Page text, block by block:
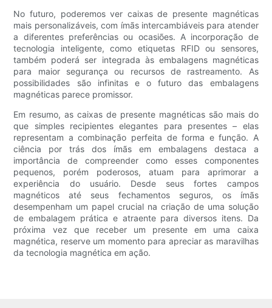
No futuro, poderemos ver caixas de presente magnéticas
mais personalizáveis, com ímãs intercambiáveis ​​para atender
a diferentes preferências ou ocasiões. A incorporação de
tecnologia inteligente, como etiquetas RFID ou sensores,
também poderá ser integrada às embalagens magnéticas
para maior segurança ou recursos de rastreamento. As
possibilidades são infinitas e o futuro das embalagens
magnéticas parece promissor.
Em resumo, as caixas de presente magnéticas são mais do
que simples recipientes elegantes para presentes – elas
representam a combinação perfeita de forma e função. A
ciência por trás dos ímãs em embalagens destaca a
importância de compreender como esses componentes
pequenos, porém poderosos, atuam para aprimorar a
experiência do usuário. Desde seus fortes campos
magnéticos até seus fechamentos seguros, os ímãs
desempenham um papel crucial na criação de uma solução
de embalagem prática e atraente para diversos itens. Da
próxima vez que receber um presente em uma caixa
magnética, reserve um momento para apreciar as maravilhas
da tecnologia magnética em ação.